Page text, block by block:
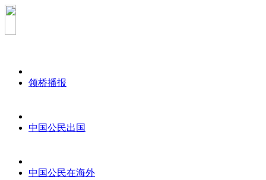
领桥播报
中国公民出国
中国公民在海外